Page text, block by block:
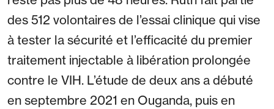
des 512 volontaires de l’essai clinique qui vise
à tester la sécurité et l’efficacité du premier
traitement injectable à libération prolongée
contre le VIH. L’étude de deux ans a débuté
en septembre 2021 en Ouganda, puis en